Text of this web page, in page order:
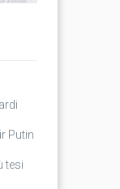
Putin
tesi